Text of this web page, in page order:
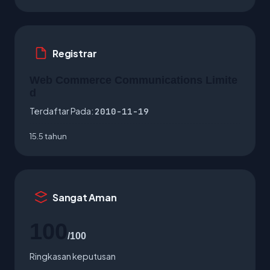
Registrar
Terdaftar Pada: 2010-11-19
15.5 tahun
Sangat Aman
/100
Ringkasan keputusan